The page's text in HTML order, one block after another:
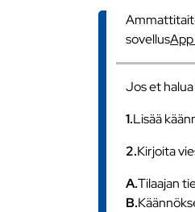
sovellus
Jos et
1.Lisää
2.Kirjoita
A.Tilaajan
B.